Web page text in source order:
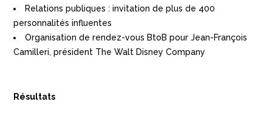
Relations publiques : invitation de plus de 400
personnalités influentes
Organisation de rendez-vous BtoB pour Jean-François
Camilleri, président The Walt Disney Company
Résultats